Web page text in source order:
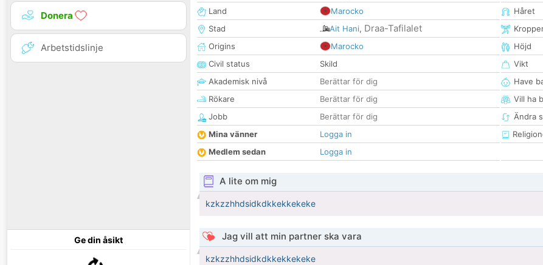
Donera
Arbetstidslinje
Ge din åsikt
Land
Marocko
Stad
Ait Hani, Draa-Tafilalet
Origins
Marocko
Civil status
Skild
Akademisk nivå
Berättar för dig
Rökare
Berättar för dig
Jobb
Berättar för dig
Mina vänner
Logga in
Medlem sedan
Logga in
Håret
Höjd
Vikt
Have
Vill ha
Ändra
A lite om mig
kzkzzhhdsidkdkkekkekeke
Jag vill att min partner ska vara
kzkzzhhdsidkdkkekkekeke